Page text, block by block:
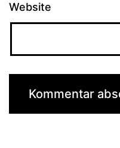
Website